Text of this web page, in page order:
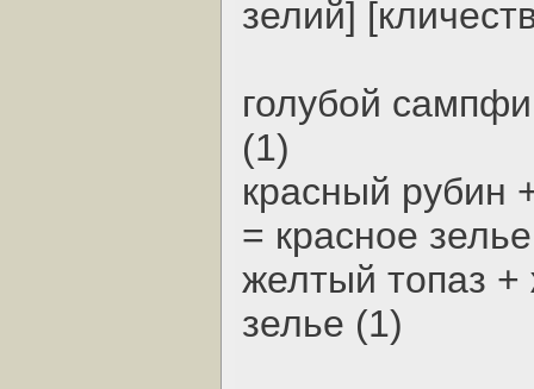
зелий]
голубой
(1)
красный рубин
= красное
желтый топаз
зелье (1)